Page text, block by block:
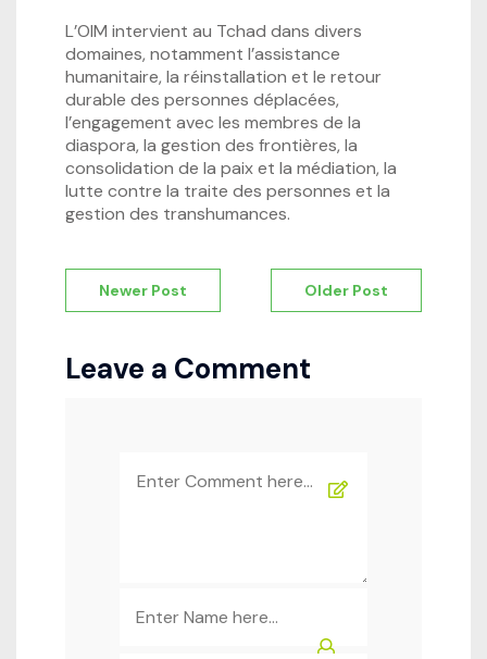
L’OIM intervient au Tchad dans divers
domaines, notamment l’assistance
humanitaire, la réinstallation et le retour
durable des personnes déplacées,
l’engagement avec les membres de la
diaspora, la gestion des frontières, la
consolidation de la paix et la médiation, la
lutte contre la traite des personnes et la
gestion des transhumances.
Navigation
de
l’article
Newer Post Older Post
Leave a Comment